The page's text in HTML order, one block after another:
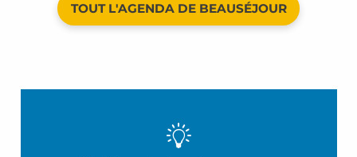
TOUT L'AGENDA DE BEAUSÉJOUR